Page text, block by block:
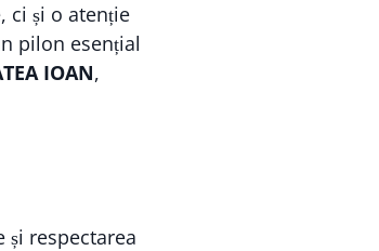
ci și o atenție
pilon esențial
IOAN,
și respectarea